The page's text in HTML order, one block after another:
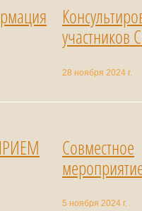
участников
28 ноября 2024 г.
Совместное
5 ноября 2024 г.